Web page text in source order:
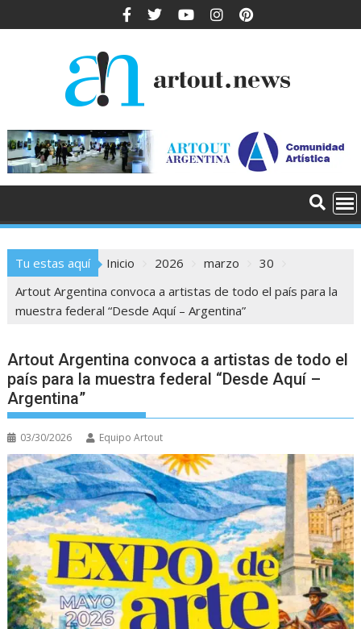
Tu estas aquí Inicio 2026 marzo
30
Artout Argentina convoca a artistas de todo el país para la
muestra federal “Desde Aquí – Argentina”
Artout Argentina convoca a artistas de todo el
país para la muestra federal “Desde Aquí –
Argentina”
03/30/2026 Equipo Artout